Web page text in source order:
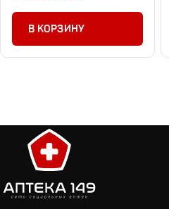
В КОРЗИНУ